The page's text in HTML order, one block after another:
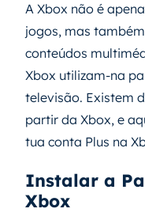
A Xbox não é
jogos, mas
conteúdos
Xbox utilizam-na
televisão. Existem
partir da Xbox, e
tua conta Plus na
Instalar a
Xbox